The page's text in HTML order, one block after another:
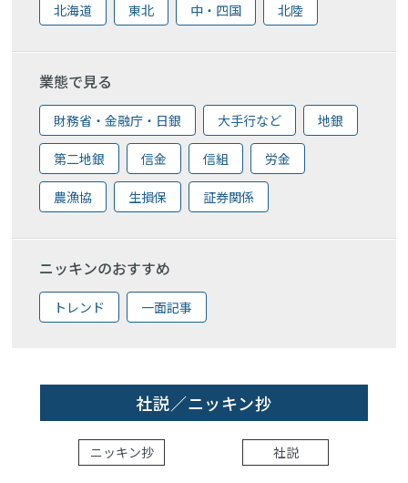
北海道 東北 中・四国 北陸
業態で見る
財務省・金融庁・日銀 大手行など 地銀
第二地銀 信金 信組 労金
農漁協 生損保 証券関係
ニッキンのおすすめ
トレンド 一面記事
社説／ニッキン抄
ニッキン抄 社説